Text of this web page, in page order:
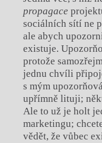
propagace
sociálních sítí ne
ale abych
existuje.
protože
jednu chvíli
s mým
upřímně lituji;
Ale to už je holt
marketingu;
vědět, že vůbec